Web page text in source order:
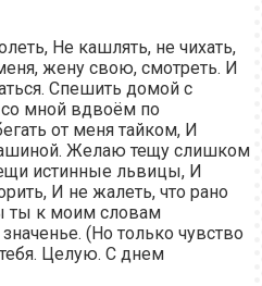
Не кашлять, не чихать,
жену свою, смотреть. И
Спешить домой с
мной вдвоём по
от меня тайком, И
Желаю тещу слишком
истинные львицы, И
И не жалеть, что рано
ты к моим словам
(Но только чувство
Целую. С днем